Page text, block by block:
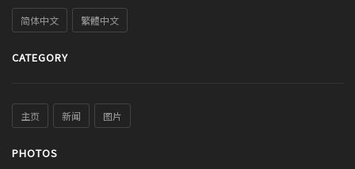
简体中文 繁體中文
CATEGORY
主页 新闻 图片
PHOTOS